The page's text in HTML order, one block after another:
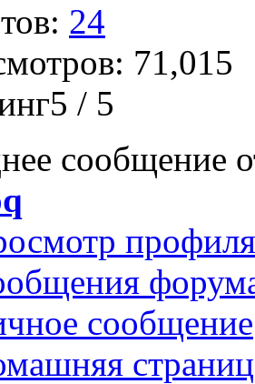
24
71,015
/ 5
сообщение
профиля
сообщение